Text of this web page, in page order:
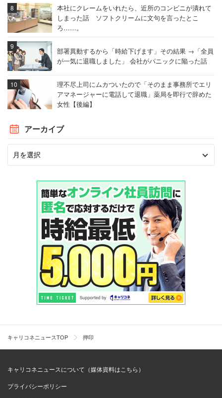
本社にクレームをいれたら、近所のコンビニが潰れて
しまった話 ソフトクリームに文句を言ったとこ
ろ……。
部署異動するから「時給下げます」その結果 →「全員
が一気に退職しました」 会社がパニックに陥った話
理不尽上司にムカついたので「そのまま事務所でエリ
アマネージャーに電話して退職」薬局を即行で辞めた
女性【後編】
アーカイブ
キャリコネニュースTOP 押印
キャリコネニュースについて（媒体資料はこちら）
プライバシーポリシー